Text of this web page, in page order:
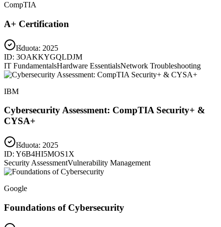
CompTIA
A+ Certification
Išduota: 2025
ID: 3OAKKYGQLDJM
IT FundamentalsHardware EssentialsNetwork Troubleshooting
IBM
Cybersecurity Assessment: CompTIA Security+ &
CYSA+
Išduota: 2025
ID: Y6B4HI5MOS1X
Security AssessmentVulnerability Management
Google
Foundations of Cybersecurity